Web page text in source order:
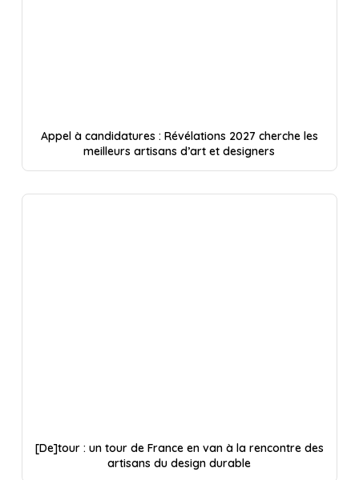
Appel à candidatures : Révélations 2027 cherche les
meilleurs artisans d’art et designers
[De]tour : un tour de France en van à la rencontre des
artisans du design durable